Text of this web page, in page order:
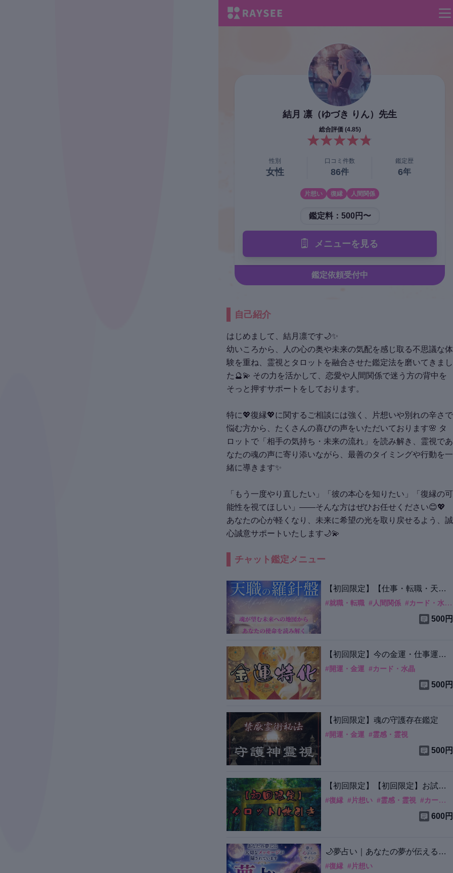
結月 凛（ゆづき りん） 先生
総合評価 (4.85)
性別
女性
口コミ件数
86件
鑑定歴
6年
片想い 復縁 人間関係
鑑定料： 500円〜
メニューを見る
鑑定依頼受付中
自己紹介
はじめまして、結月凛です🌙✨
幼いころから、人の心の奥や未来の気配を感じ取る不思議な体
験を重ね、霊視とタロットを融合させた鑑定法を磨いてきまし
た🔮💫 その力を活かして、恋愛や人間関係で迷う方の背中を
そっと押すサポートをしております。
特に💖復縁💖に関するご相談には強く、片想いや別れの辛さで
悩む方から、たくさんの喜びの声をいただいております🌸 タ
ロットで「相手の気持ち・未来の流れ」を読み解き、霊視であ
なたの魂の声に寄り添いながら、最善のタイミングや行動を一
緒に導きます✨
「もう一度やり直したい」「彼の本心を知りたい」「復縁の可
能性を視てほしい」――そんな方はぜひお任せください😊💖
あなたの心が軽くなり、未来に希望の光を取り戻せるよう、誠
心誠意サポートいたします🌙💫
チャット鑑定メニュー
【初回限定】
【仕事・転職・天
職】魂が望む働き方リーディング
#就職・転職 #人間関係 #カード・水晶
500円
【初回限定】 今の金運・仕事運の
流れを神様カードで視ます
#開運・金運 #カード・水晶
500円
【初回限定】 魂の守護存在鑑定
#開運・金運 #霊感・霊視
500円
【初回限定】
【初回限定】お試し
霊視タロット1枚引き
#復縁 #片想い #霊感・霊視 #カード・水晶
600円
🌙夢占い｜あなたの夢が伝える本
当のメッセージを読み解きます✨
#復縁 #片想い